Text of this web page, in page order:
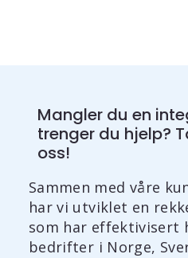
Mangler du en
trenger du hjelp?
oss!
Sammen med våre
har vi utviklet en
som har effektivisert
bedrifter i Norge,